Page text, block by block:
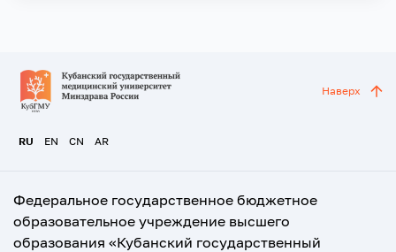
RU EN CN AR
Наверх
Федеральное государственное бюджетное
образовательное учреждение высшего
образования «Кубанский государственный